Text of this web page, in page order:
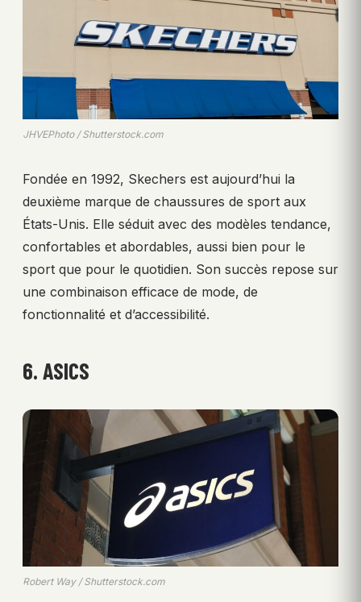
JHVEPhoto / Shutterstock.com
Fondée en 1992, Skechers est aujourd’hui la
deuxième marque de chaussures de sport aux
États-Unis. Elle séduit avec des modèles tendance,
confortables et abordables, aussi bien pour le
sport que pour le quotidien. Son succès repose sur
une combinaison efficace de mode, de
fonctionnalité et d’accessibilité.
6. ASICS
Robert Way / Shutterstock.com